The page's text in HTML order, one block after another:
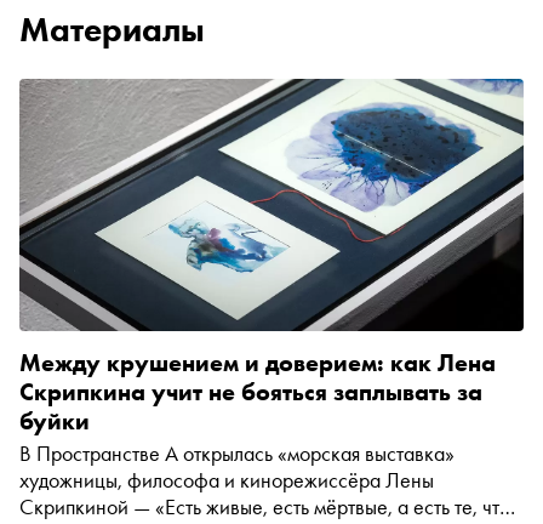
Материалы
Между крушением и доверием: как Лена
Скрипкина учит не бояться заплывать за
буйки
В Пространстве А открылась «морская выставка»
художницы, философа и кинорежиссёра Лены
Скрипкиной — «Есть живые, есть мёртвые, а есть те, что